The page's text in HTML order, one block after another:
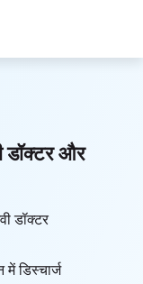
डॉक्टर और
डॉक्टर
में डिस्चार्ज